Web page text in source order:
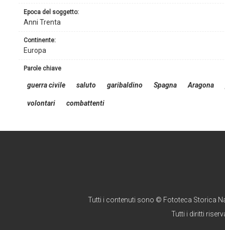
continente:
Europa
epoca del soggetto:
Anni Trenta
parole chiave
guerra civile saluto garibaldino Spagna Aragona
volontari combattenti
Tutti i contenuti sono © Fototeca Storica
Tutti i diritti